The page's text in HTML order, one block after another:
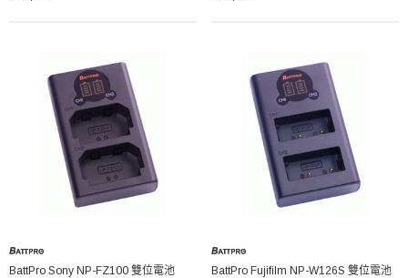
BattPro Sony NP-FZ100 雙位電池
BattPro Fujifilm NP-W126S 雙位電池